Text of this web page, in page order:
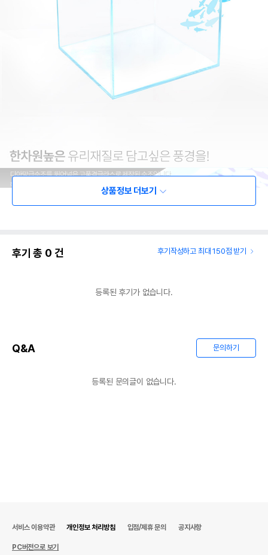
상품정보 더보기
후기 총 0 건 후기작성하고 최대 150점 받기
등록된 후기가 없습니다.
Q&A 문의하기
등록된 문의글이 없습니다.
서비스 이용약관 개인정보 처리방침 입점/제휴 문의 공지사항
PC버전으로 보기